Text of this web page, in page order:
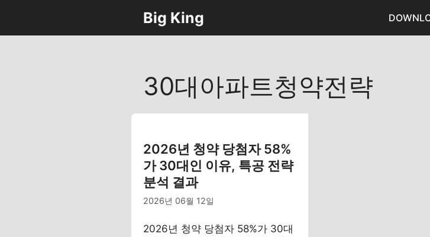
츠
Big King
30대아파트청약전략
2026년 청약 당첨자 58%
가 30대인 이유, 특공 전략
분석 결과
2026년 06월 12일
2026년 청약 당첨자 58%가 30대